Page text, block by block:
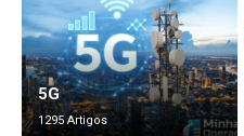
5G
1295 Artigos